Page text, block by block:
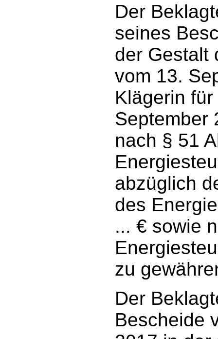
Der
seines
der Gestalt
vom 13.
Klägerin
September
nach § 51
abzüglich
des
... € sowie
zu
Der
Bescheide